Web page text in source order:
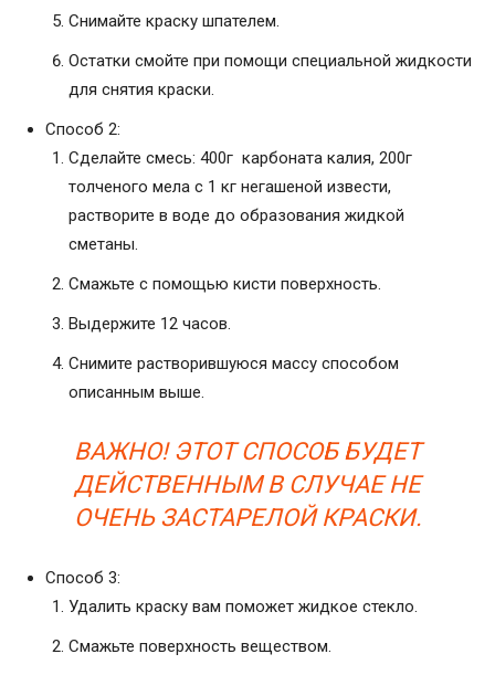
Снимайте краску шпателем.
Остатки смойте при помощи специальной жидкости
для снятия краски.
Способ 2:
Сделайте смесь: 400г карбоната калия, 200г
толченого мела с 1 кг негашеной извести,
растворите в воде до образования жидкой
сметаны.
Смажьте с помощью кисти поверхность.
Выдержите 12 часов.
Снимите растворившуюся массу способом
описанным выше.
ВАЖНО! ЭТОТ СПОСОБ БУДЕТ
ДЕЙСТВЕННЫМ В СЛУЧАЕ НЕ
ОЧЕНЬ ЗАСТАРЕЛОЙ КРАСКИ.
Способ 3:
Удалить краску вам поможет жидкое стекло.
Смажьте поверхность веществом.